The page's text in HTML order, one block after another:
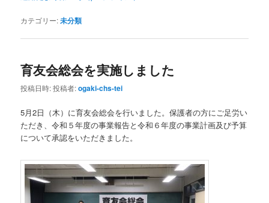
カテゴリー:未分類
育友会総会を実施しました
投稿日時:投稿者:ogaki-chs-tei
5月2日（木）に育友会総会を行いました。保護者の方にご足労い
ただき、令和５年度の事業報告と令和６年度の事業計画及び予算
について承認をいただきました。